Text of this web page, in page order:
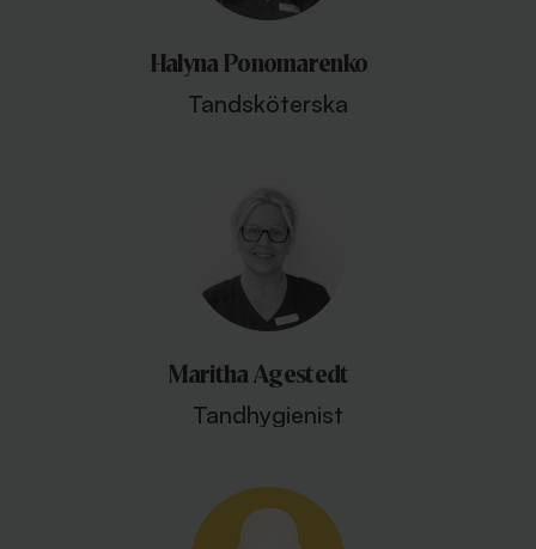
Halyna Ponomarenko
Tandsköterska
Maritha Agestedt
Tandhygienist